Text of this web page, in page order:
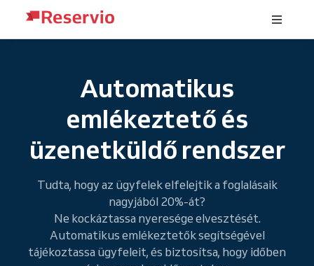
Automatikus
emlékeztető és
üzenetküldő rendszer
Tudta, hogy az ügyfelek elfelejtik a foglalásaik
nagyjából 20%-át?
Ne kockáztassa nyeresége elvesztését.
Automatikus emlékeztetők segítségével
tájékoztassa ügyfeleit, és biztosítsa, hogy időben